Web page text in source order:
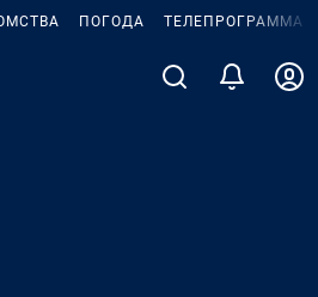
ПОГОДА ТЕЛЕПРОГРАММА